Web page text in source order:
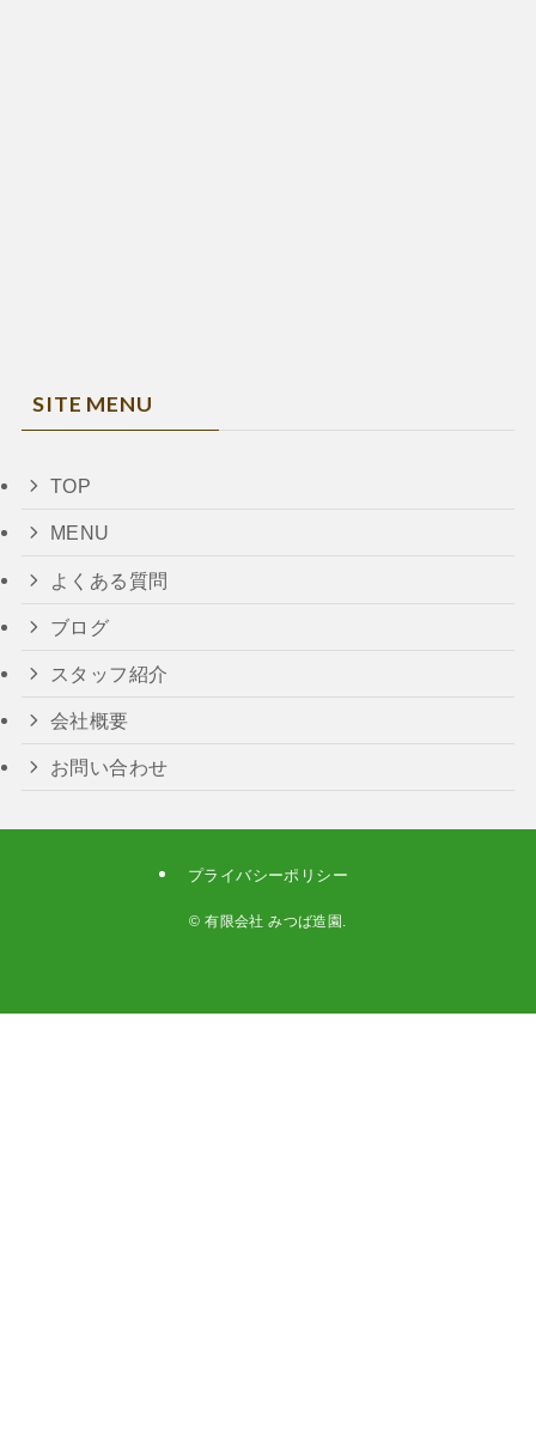
SITE MENU
TOP
MENU
よくある質問
ブログ
スタッフ紹介
会社概要
お問い合わせ
プライバシーポリシー
© 有限会社 みつば造園.